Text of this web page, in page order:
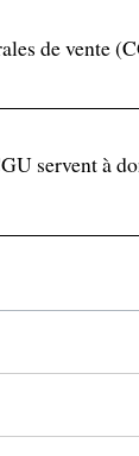
de vente
servent à